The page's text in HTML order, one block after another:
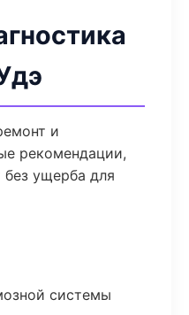
и
рекомендации,
ущерба для
системы